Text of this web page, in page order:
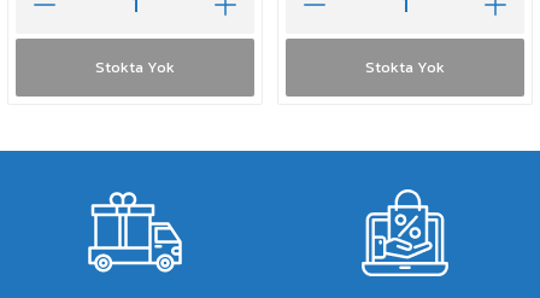
Stokta Yok Stokta Yok